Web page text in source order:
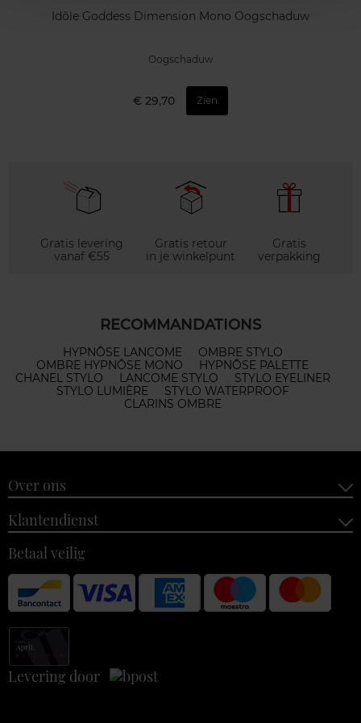
Idôle Goddess Dimension Mono Oogschaduw
Oogschaduw
€ 29,70 Zien
Gratis levering
vanaf €55
Gratis retour
in je winkelpunt
Gratis
verpakking
RECOMMANDATIONS
HYPNÔSE LANCOME
OMBRE STYLO
OMBRE HYPNÔSE MONO
HYPNÔSE PALETTE
CHANEL STYLO
LANCOME STYLO
STYLO EYELINER
STYLO LUMIÈRE
STYLO WATERPROOF
CLARINS OMBRE
Over ons
Klantendienst
Betaal veilig
Levering door